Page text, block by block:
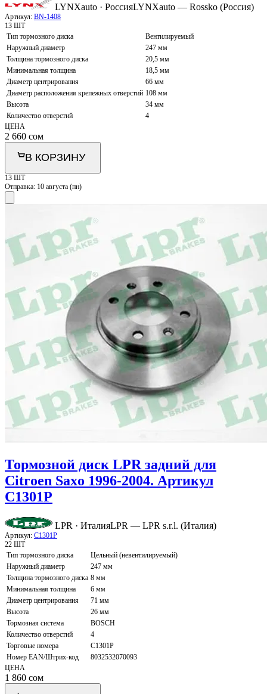
LYNXauto · РоссияLYNXauto — Rossko (Россия)
Артикул: BN-1408
13 ШТ
Тип тормозного диска
Вентилируемый
Наружный диаметр
247 мм
Толщина тормозного диска
20,5 мм
Минимальная толщина
18,5 мм
Диаметр центрирования
66 мм
Диаметр расположения крепежных отверстий 108 мм
Высота
34 мм
Количество отверстий
4
ЦЕНА
2 660 сом
В КОРЗИНУ
13 ШТ
Отправка: 10 августа (пн)
Тормозной диск LPR задний для
Citroen Saxo 1996-2004. Артикул
C1301P
LPR · ИталияLPR — LPR s.r.l. (Италия)
Артикул: C1301P
22 ШТ
Тип тормозного диска
Цельный (невентилируемый)
Наружный диаметр
247 мм
Толщина тормозного диска 8 мм
Минимальная толщина
6 мм
Диаметр центрирования
71 мм
Высота
26 мм
Тормозная система
BOSCH
Количество отверстий
4
Торговые номера
C1301P
Номер EAN/Штрих-код
8032532070093
ЦЕНА
1 860 сом